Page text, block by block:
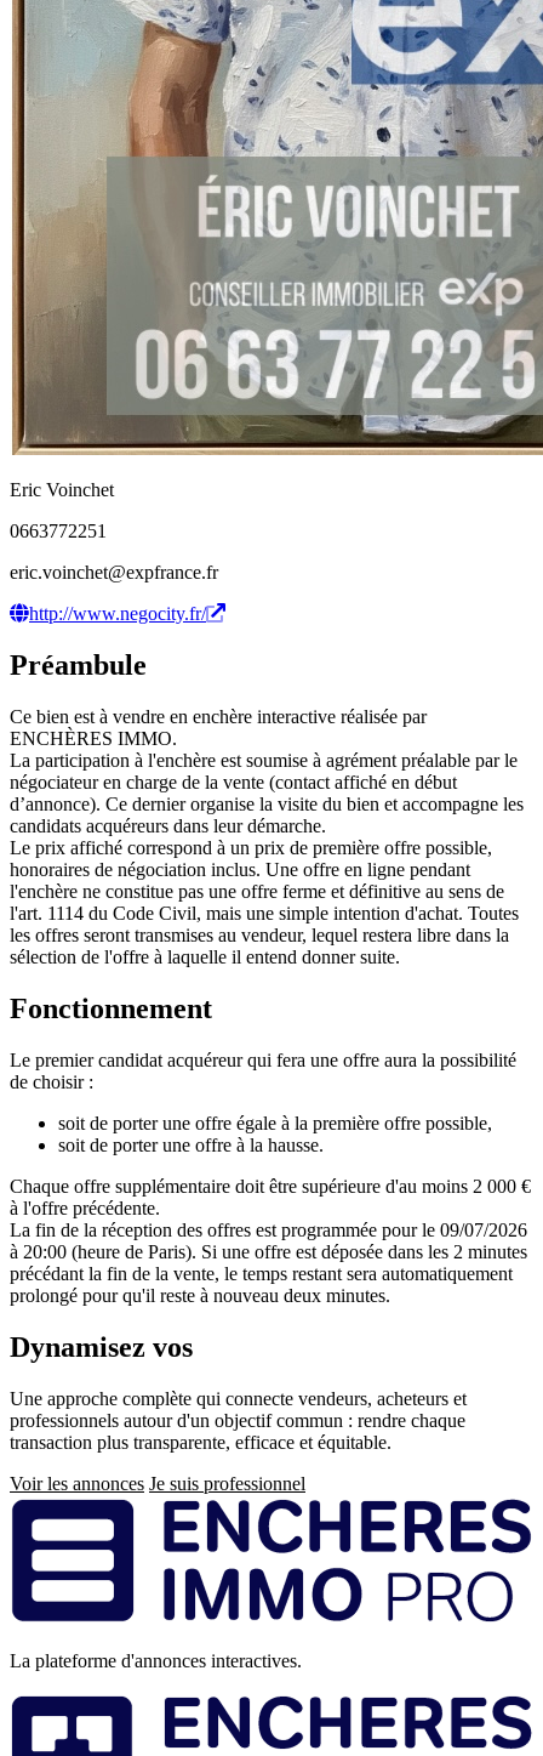
Eric Voinchet
0663772251
eric.voinchet@expfrance.fr
http://www.negocity.fr/
Préambule
Ce bien est à vendre en enchère interactive réalisée par
ENCHÈRES IMMO.
La participation à l'enchère est soumise à agrément préalable par le
négociateur en charge de la vente (contact affiché en début
d’annonce). Ce dernier organise la visite du bien et accompagne les
candidats acquéreurs dans leur démarche.
Le prix affiché correspond à un prix de première offre possible,
honoraires de négociation inclus. Une offre en ligne pendant
l'enchère ne constitue pas une offre ferme et définitive au sens de
l'art. 1114 du Code Civil, mais une simple intention d'achat. Toutes
les offres seront transmises au vendeur, lequel restera libre dans la
sélection de l'offre à laquelle il entend donner suite.
Fonctionnement
Le premier candidat acquéreur qui fera une offre aura la possibilité
de choisir :
soit de porter une offre égale à la première offre possible,
soit de porter une offre à la hausse.
Chaque offre supplémentaire doit être supérieure d'au moins 2 000 €
à l'offre précédente.
La fin de la réception des offres est programmée pour le 09/07/2026
à 20:00 (heure de Paris). Si une offre est déposée dans les 2 minutes
précédant la fin de la vente, le temps restant sera automatiquement
prolongé pour qu'il reste à nouveau deux minutes.
Dynamisez vos
Une approche complète qui connecte vendeurs, acheteurs et
professionnels autour d'un objectif commun : rendre chaque
transaction plus transparente, efficace et équitable.
Voir les annonces Je suis professionnel
Pied
de
page
La plateforme d'annonces interactives.